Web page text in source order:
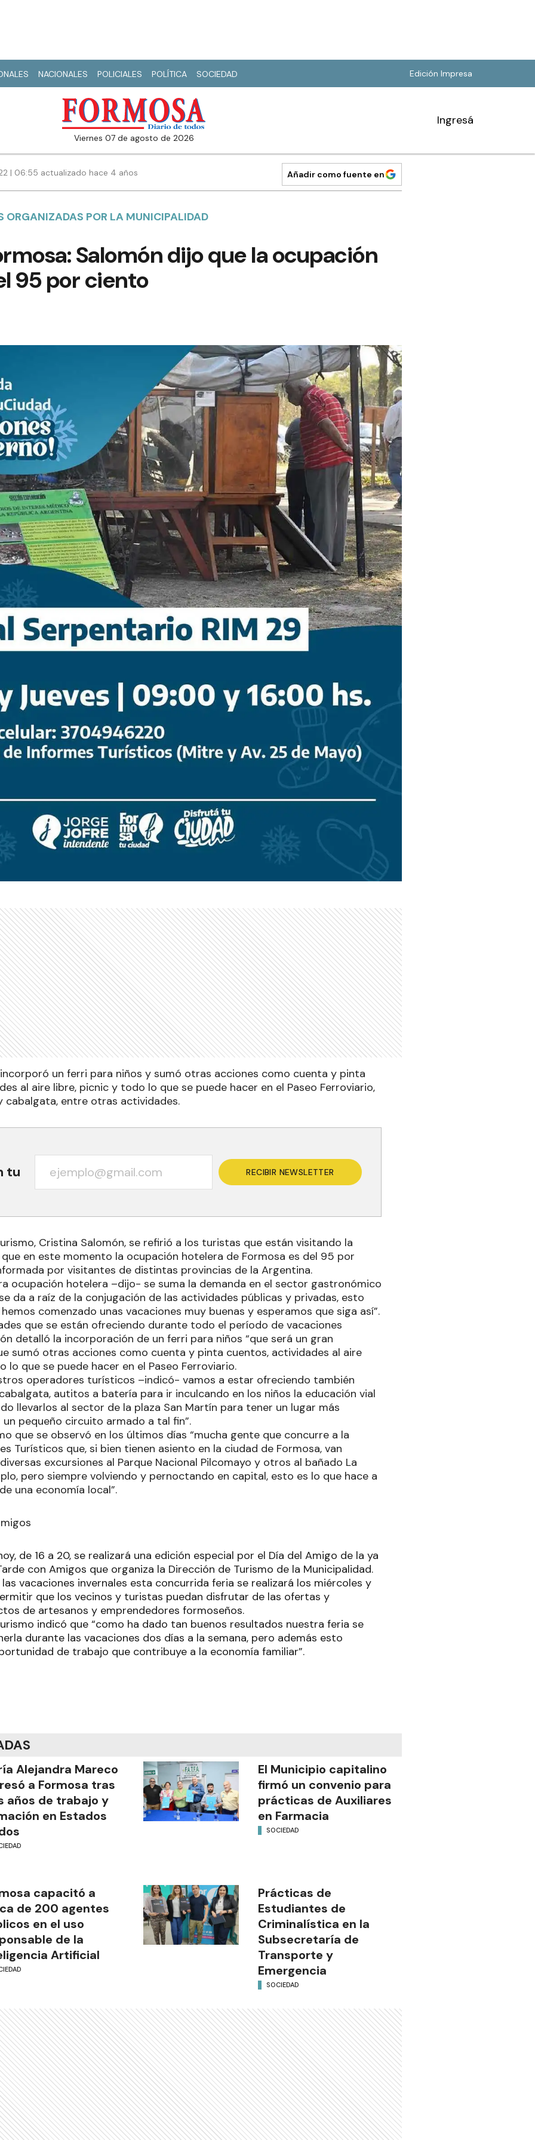
NACIONALES POLICIALES POLÍTICA SOCIEDAD Edición Impresa
viernes 07 de agosto de 2026
Ingresá
| 06:55 actualizado hace 4 años Añadir como fuente en
ORGANIZADAS POR LA MUNICIPALIDAD
Salomón dijo que la ocupación
95 por ciento
un ferri para niños y sumó otras acciones como cuenta y pinta
al aire libre, picnic y todo lo que se puede hacer en el Paseo Ferroviario,
cabalgata, entre otras actividades.
tu RECIBIR NEWSLETTER
Cristina Salomón, se refirió a los turistas que están visitando la
en este momento la ocupación hotelera de Formosa es del 95 por
por visitantes de distintas provincias de la Argentina.
ocupación hotelera –dijo- se suma la demanda en el sector gastronómico
da a raíz de la conjugación de las actividades públicas y privadas, esto
comenzado unas vacaciones muy buenas y esperamos que siga así”.
que se están ofreciendo durante todo el período de vacaciones
detalló la incorporación de un ferri para niños “que será un gran
sumó otras acciones como cuenta y pinta cuentos, actividades al aire
lo que se puede hacer en el Paseo Ferroviario.
operadores turísticos –indicó- vamos a estar ofreciendo también
autitos a batería para ir inculcando en los niños la educación vial
llevarlos al sector de la plaza San Martín para tener un lugar más
pequeño circuito armado a tal fin”.
que se observó en los últimos días “mucha gente que concurre a la
Turísticos que, si bien tienen asiento en la ciudad de Formosa, van
excursiones al Parque Nacional Pilcomayo y otros al bañado La
pero siempre volviendo y pernoctando en capital, esto es lo que hace a
una economía local”.
de 16 a 20, se realizará una edición especial por el Día del Amigo de la ya
con Amigos que organiza la Dirección de Turismo de la Municipalidad.
vacaciones invernales esta concurrida feria se realizará los miércoles y
que los vecinos y turistas puedan disfrutar de las ofertas y
de artesanos y emprendedores formoseños.
indicó que “como ha dado tan buenos resultados nuestra feria se
durante las vacaciones dos días a la semana, pero además esto
de trabajo que contribuye a la economía familiar”.
Alejandra Mareco
a Formosa tras
años de trabajo y
en Estados
El Municipio capitalino
firmó un convenio para
prácticas de Auxiliares
en Farmacia
SOCIEDAD
capacitó a
de 200 agentes
en el uso
de la
Artificial
Prácticas de
Estudiantes de
Criminalística en la
Subsecretaría de
Transporte y
Emergencia
SOCIEDAD